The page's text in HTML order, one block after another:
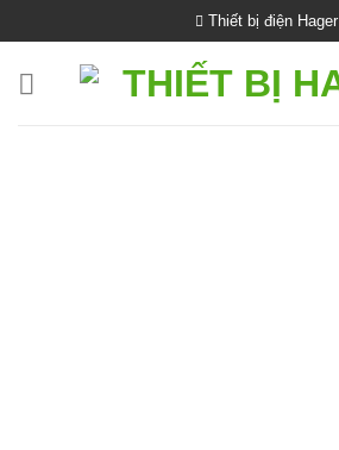
qua
nội
Thiết bị điện Hager